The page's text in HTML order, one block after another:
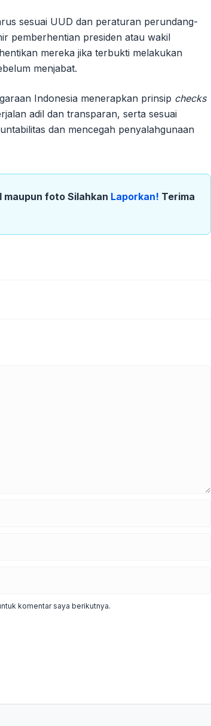
sesuai UUD dan peraturan perundang-
pemberhentian presiden atau wakil
mereka jika terbukti melakukan
menjabat.
Indonesia menerapkan prinsip checks
adil dan transparan, serta sesuai
dan mencegah penyalahgunaan
foto Silahkan Laporkan! Terima
komentar saya berikutnya.